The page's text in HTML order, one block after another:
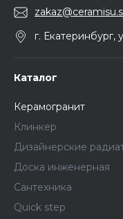
г. Екатеринбург,
Каталог
Керамогранит
Клинкер
Дизайнерские
Доска инженерная
Сантехника
Quick step